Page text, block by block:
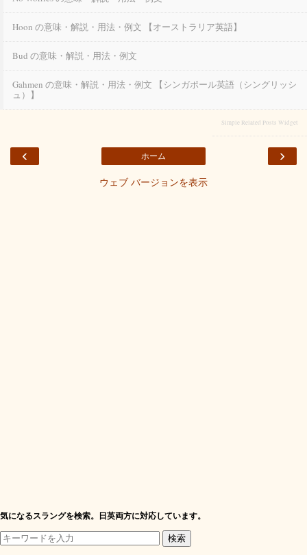
Hoon の意味・解説・用法・例文 【オーストラリア英語】
Bud の意味・解説・用法・例文
Gahmen の意味・解説・用法・例文 【シンガポール英語（シングリッシ
ュ）】
Simple Related Posts Widget
‹ ›
ホーム
ウェブ バージョンを表示
気になるスラングを検索。日英両方に対応しています。